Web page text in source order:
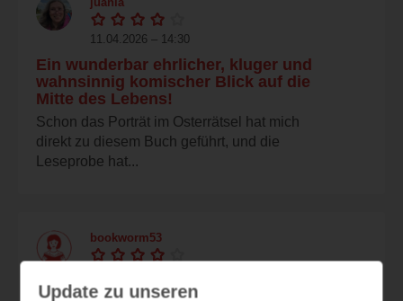
11.04.2026 – 14:30
Ein wunderbar ehrlicher, kluger und
wahnsinnig komischer Blick auf die
Mitte des Lebens!
Schon das Porträt im Osterrätsel hat mich
direkt zu diesem Buch geführt, und die
Leseprobe hat...
bookworm53
Update zu unseren